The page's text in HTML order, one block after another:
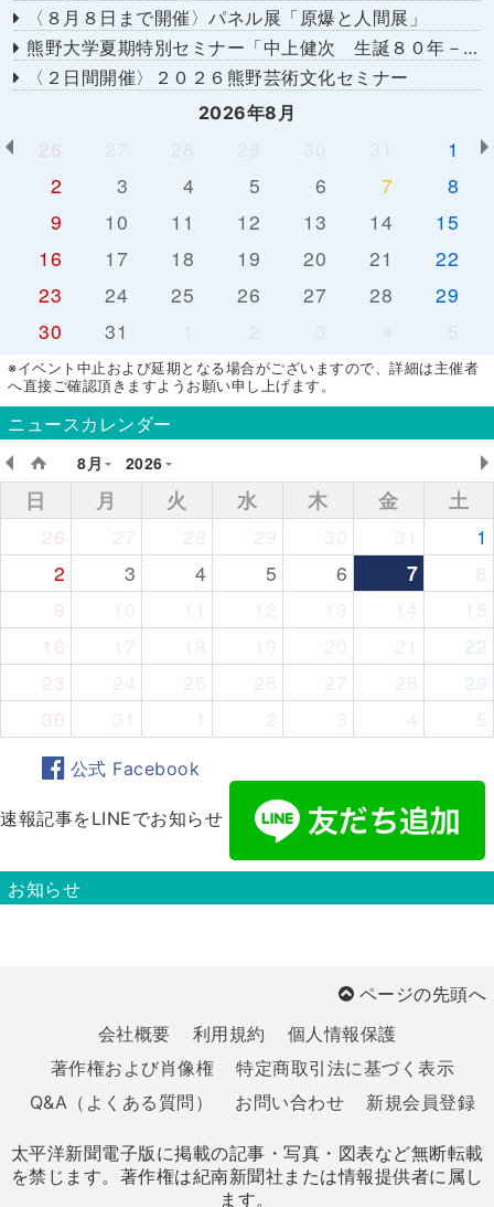
〈８月８日まで開催〉パネル展「原爆と人間展」
熊野大学夏期特別セミナー「中上健次 生誕８０年－時代へのまなざし－」
〈２日間開催〉２０２６熊野芸術文化セミナー
2026年8月
26
1
2
3 4 5 6 7
8
9
10 11 12 13 14
15
16
17 18 19 20 21
22
23
24 25 26 27 28
29
30
31 5
※イベント中止および延期となる場合がございますので、詳細は主催者
へ直接ご確認頂きますようお願い申し上げます。
ニュースカレンダー
8月
2026
日 月 火 水 木 金
土
26
1
2
3 4 5 6 7
8
9
15
16
22
23
29
30
5
公式 Facebook
速報記事をLINEでお知らせ
お知らせ
ページの先頭へ
会社概要
利用規約
個人情報保護
著作権および肖像権
特定商取引法に基づく表示
Q&A（よくある質問）
お問い合わせ 新規会員登録
太平洋新聞電子版に掲載の記事・写真・図表など無断転載
を禁じます。著作権は紀南新聞社または情報提供者に属し
ます。